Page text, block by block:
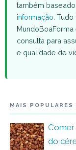
também
informação .
consulta para
e qualidade de
MAIS POPULARES
Comer
do